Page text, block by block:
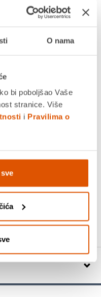
O nama
bi poboljšao Vaše
stranice. Više
i Pravilima o
I OVO
maticom prihvat M14